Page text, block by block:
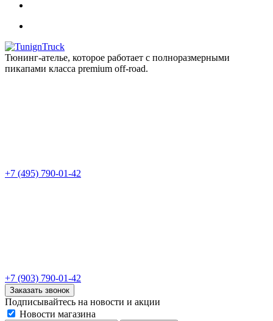
Тюнинг-ателье, которое работает с полноразмерными
пикапами класса premium off-road.
+7 (495) 790-01-42
+7 (903) 790-01-42
Заказать звонок
Подписывайтесь на новости и акции
Новости магазина